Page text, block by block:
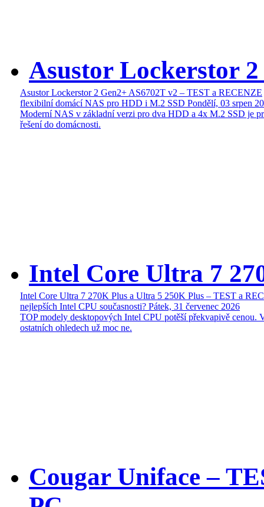
Asustor Lockerstor
Asustor Lockerstor 2 Gen2+ AS6702T v2 – TEST a RECENZE
flexibilní domácí NAS pro HDD i M.2 SSD Pondělí, 03 srpen
Moderní NAS v základní verzi pro dva HDD a 4x M.2 SSD je
řešení do domácnosti.
Intel Core Ultra 7
Intel Core Ultra 7 270K Plus a Ultra 5 250K Plus – TEST a
nejlepších Intel CPU současnosti? Pátek, 31 červenec 2026
TOP modely desktopových Intel CPU potěší překvapivě cenou.
ostatních ohledech už moc ne.
Cougar Uniface –